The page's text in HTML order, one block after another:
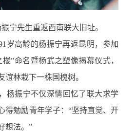
宁先生重返西南联大旧址。
岁高龄的杨振宁再返昆明，参加
”命名暨杨武之塑像揭幕仪式，
谊林栽下一株国槐树。
杨振宁不仅深情回忆了联大求学
得勉励青年学子：“坚持直觉、开
想法。”